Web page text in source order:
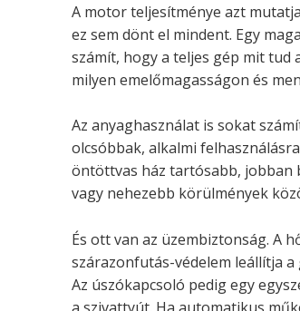
A motor teljesítménye azt
ez sem dönt el mindent. Egy
számít, hogy a teljes gép mit tud
milyen emelőmagasságon és
Az anyaghasználat is sokat
olcsóbbak, alkalmi
öntöttvas ház tartósabb, jobban
vagy nehezebb körülmények
És ott van az üzembiztonság. A
szárazonfutás-védelem leállítja
Az úszókapcsoló pedig egy